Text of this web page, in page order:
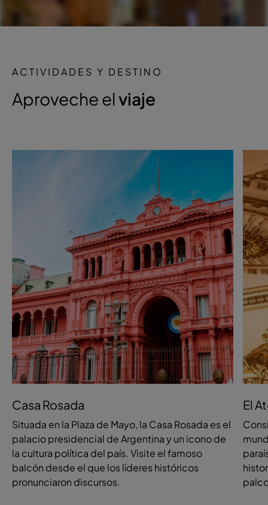
ACTIVIDADES Y DESTINO
Aproveche elviaje
Casa Rosada
Situada en la Plaza de Mayo, la Casa Rosada es el
palacio presidencial de Argentina y un icono de
la cultura política del país. Visite el famoso
balcón desde el que los líderes históricos
pronunciaron discursos.
El